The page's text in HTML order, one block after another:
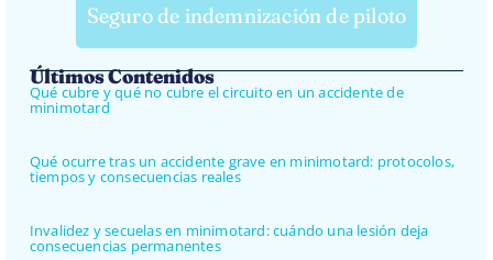
Seguro de indemnización de piloto
Últimos Contenidos
Qué cubre y qué no cubre el circuito en un accidente de
minimotard
Qué ocurre tras un accidente grave en minimotard: protocolos,
tiempos y consecuencias reales
Invalidez y secuelas en minimotard: cuándo una lesión deja
consecuencias permanentes